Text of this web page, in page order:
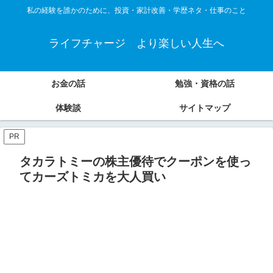
私の経験を誰かのために、投資・家計改善・学歴ネタ・仕事のこと
ライフチャージ より楽しい人生へ
お金の話 勉強・資格の話
体験談 サイトマップ
PR
タカラトミーの株主優待でクーポンを使っ
てカーズトミカを大人買い